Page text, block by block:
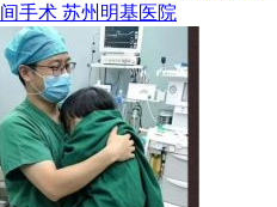
手术 苏州明基医院